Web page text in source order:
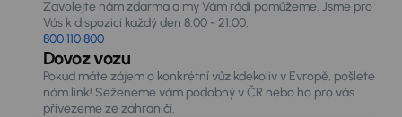
Zavolejte nám zdarma a my Vám rádi pomůžeme. Jsme pro
Vás k dispozici každý den 8:00 - 21:00.
800 110 800
Dovoz vozu
Pokud máte zájem o konkrétní vůz kdekoliv v Evropě, pošlete
nám link! Seženeme vám podobný v ČR nebo ho pro vás
přivezeme ze zahraničí.